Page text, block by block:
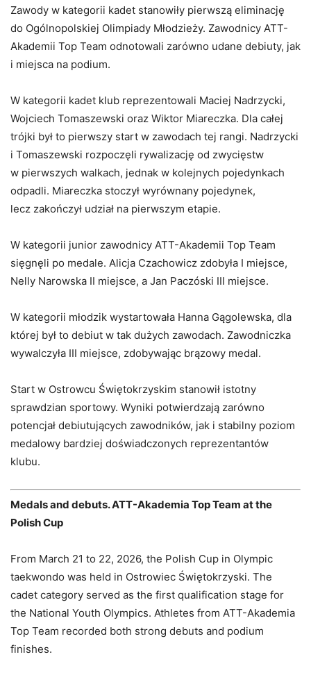
Zawody w kategorii kadet stanowiły pierwszą eliminację
do Ogólnopolskiej Olimpiady Młodzieży. Zawodnicy ATT-
Akademii Top Team odnotowali zarówno udane debiuty, jak
i miejsca na podium.
W kategorii kadet klub reprezentowali Maciej Nadrzycki,
Wojciech Tomaszewski oraz Wiktor Miareczka. Dla całej
trójki był to pierwszy start w zawodach tej rangi. Nadrzycki
i Tomaszewski rozpoczęli rywalizację od zwycięstw
w pierwszych walkach, jednak w kolejnych pojedynkach
odpadli. Miareczka stoczył wyrównany pojedynek,
lecz zakończył udział na pierwszym etapie.
W kategorii junior zawodnicy ATT-Akademii Top Team
sięgnęli po medale. Alicja Czachowicz zdobyła I miejsce,
Nelly Narowska II miejsce, a Jan Paczóski III miejsce.
W kategorii młodzik wystartowała Hanna Gągolewska, dla
której był to debiut w tak dużych zawodach. Zawodniczka
wywalczyła III miejsce, zdobywając brązowy medal.
Start w Ostrowcu Świętokrzyskim stanowił istotny
sprawdzian sportowy. Wyniki potwierdzają zarówno
potencjał debiutujących zawodników, jak i stabilny poziom
medalowy bardziej doświadczonych reprezentantów
klubu.
Medals and debuts. ATT-Akademia Top Team at the
Polish Cup
From March 21 to 22, 2026, the Polish Cup in Olympic
taekwondo was held in Ostrowiec Świętokrzyski. The
cadet category served as the first qualification stage for
the National Youth Olympics. Athletes from ATT-Akademia
Top Team recorded both strong debuts and podium
finishes.